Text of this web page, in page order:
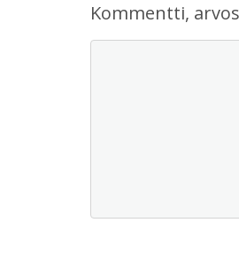
Kommentti,